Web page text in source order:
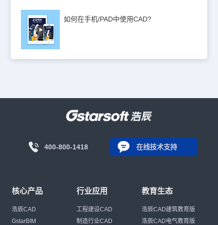
如何在手机/PAD中使用CAD?
400-800-1418 在线技术支持
核心产品
浩辰CAD
GstarBIM
行业应用
工程建设CAD
制造行业CAD
教育生态
浩辰CAD建筑教育版
浩辰CAD电气教育版